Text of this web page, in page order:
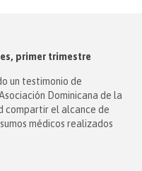
primer trimestre
un testimonio de
Dominicana de la
compartir el alcance de
médicos realizados